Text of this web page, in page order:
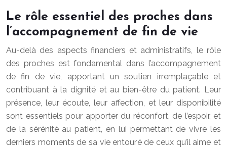
Le rôle essentiel des proches dans
l’accompagnement de fin de vie
Au-delà des aspects financiers et administratifs, le rôle
des proches est fondamental dans l’accompagnement
de fin de vie, apportant un soutien irremplaçable et
contribuant à la dignité et au bien-être du patient. Leur
présence, leur écoute, leur affection, et leur disponibilité
sont essentiels pour apporter du réconfort, de l’espoir, et
de la sérénité au patient, en lui permettant de vivre les
derniers moments de sa vie entouré de ceux qu’il aime et